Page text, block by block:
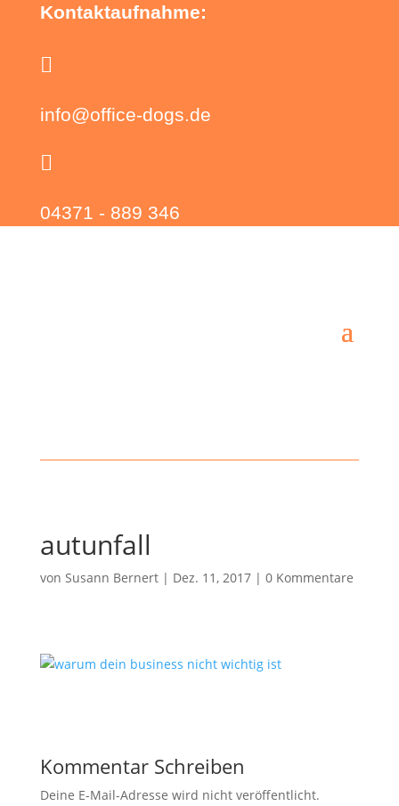
Kontaktaufnahme:

info@office-dogs.de

04371 - 889 346
autunfall
von Susann Bernert| Dez. 11, 2017| 0 Kommentare
Kommentar Schreiben
Deine E-Mail-Adresse wird nicht veröffentlicht.